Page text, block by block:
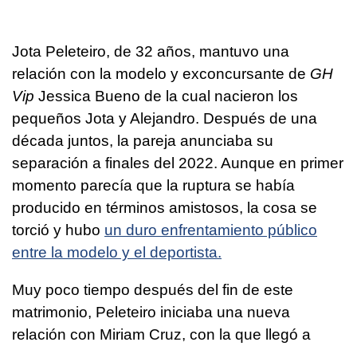
Jota Peleteiro, de 32 años, mantuvo una
relación con la modelo y exconcursante de GH
Vip Jessica Bueno de la cual nacieron los
pequeños Jota y Alejandro. Después de una
década juntos, la pareja anunciaba su
separación a finales del 2022. Aunque en primer
momento parecía que la ruptura se había
producido en términos amistosos, la cosa se
torció y hubo un duro enfrentamiento público
entre la modelo y el deportista.
Muy poco tiempo después del fin de este
matrimonio, Peleteiro iniciaba una nueva
relación con Miriam Cruz, con la que llegó a